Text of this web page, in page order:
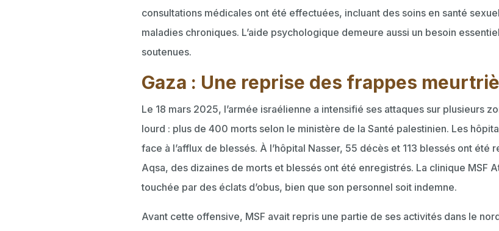
consultations médicales ont été effectuées, incluant des soins en santé
maladies chroniques. L’aide psychologique demeure aussi un besoin
soutenues.
Gaza : Une reprise des frappes
Le 18 mars 2025, l’armée israélienne a intensifié ses attaques sur plusieurs
lourd : plus de 400 morts selon le ministère de la Santé palestinien. Les
face à l’afflux de blessés. À l’hôpital Nasser, 55 décès et 113 blessés ont été
Aqsa, des dizaines de morts et blessés ont été enregistrés. La clinique MSF
touchée par des éclats d’obus, bien que son personnel soit indemne.
Avant cette offensive, MSF avait repris une partie de ses activités dans le